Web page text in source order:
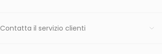
Contatta il servizio clienti